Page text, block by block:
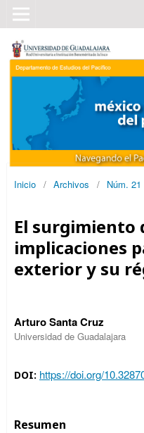
Inicio / Archivos / Núm.
El surgimiento
implicaciones
exterior y su
Arturo Santa Cruz
Universidad de Guadalajara
DOI: https://doi.org/
Resumen